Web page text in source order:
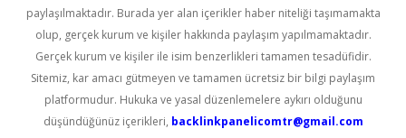
paylaşılmaktadır. Burada yer alan içerikler haber niteliği taşımamakta
olup, gerçek kurum ve kişiler hakkında paylaşım yapılmamaktadır.
Gerçek kurum ve kişiler ile isim benzerlikleri tamamen tesadüfidir.
Sitemiz, kar amacı gütmeyen ve tamamen ücretsiz bir bilgi paylaşım
platformudur. Hukuka ve yasal düzenlemelere aykırı olduğunu
düşündüğünüz içerikleri, backlinkpanelicomtr@gmail.com